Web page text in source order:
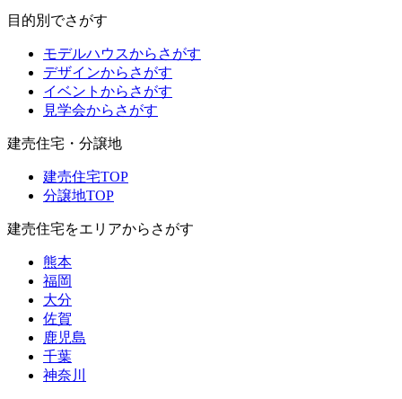
目的別でさがす
モデルハウスからさがす
デザインからさがす
イベントからさがす
見学会からさがす
建売住宅・分譲地
建売住宅TOP
分譲地TOP
建売住宅をエリアからさがす
熊本
福岡
大分
佐賀
鹿児島
千葉
神奈川